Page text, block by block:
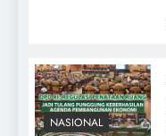
NASIONAL